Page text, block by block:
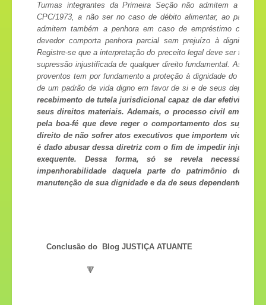
Turmas integrantes da Primeira Seção não admitem a
CPC/1973, a não ser no caso de débito alimentar, ao passo
admitem também a penhora em caso de empréstimo
devedor comporta penhora parcial sem prejuízo à
Registre-se que a interpretação do preceito legal deve ser feita a
supressão injustificada de qualquer direito fundamental. Assim,
proventos tem por fundamento a proteção à dignidade do
de um padrão de vida digno em favor de si e de seus
recebimento de tutela jurisdicional capaz de dar
seus direitos materiais. Ademais, o processo civil em
pela boa-fé que deve reger o comportamento dos sujeitos
direito de não sofrer atos executivos que importem
é dado abusar dessa diretriz com o fim de impedir
exequente. Dessa forma, só se revela necessária,
impenhorabilidade daquela parte do patrimônio do
manutenção de sua dignidade e da de seus dependentes.
Conclusão do Blog JUSTIÇA ATUANTE
🔻